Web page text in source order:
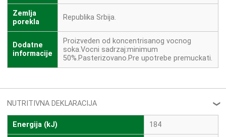
Zemlja
porekla
Republika Srbija.
Dodatne
informacije
Proizveden od koncentrisanog vocnog
soka.Vocni sadrzaj:minimum
50%.Pasterizovano.Pre upotrebe premuckati.
NUTRITIVNA DEKLARACIJA ❮
Energija (kJ) 184